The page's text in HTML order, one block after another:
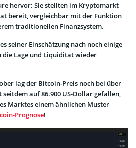
hervor: Sie stellten im Kryptomarkt
bereit, vergleichbar mit der Funktion
traditionellen Finanzsystem.
seiner Einschätzung nach noch einige
die Lage und Liquidität wieder
lag der Bitcoin-Preis noch bei über
seitdem auf 86.900 US-Dollargefallen,
Marktes einem ähnlichen Muster
Prognose!